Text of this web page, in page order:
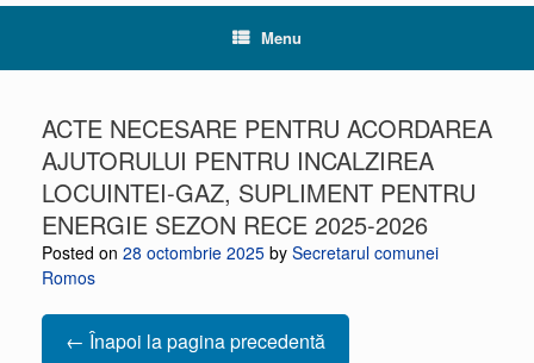
Menu
ACTE NECESARE PENTRU ACORDAREA
AJUTORULUI PENTRU INCALZIREA
LOCUINTEI-GAZ, SUPLIMENT PENTRU
ENERGIE SEZON RECE 2025-2026
Posted on 28 octombrie 2025 by Secretarul comunei
Romos
← Înapoi la pagina precedentă